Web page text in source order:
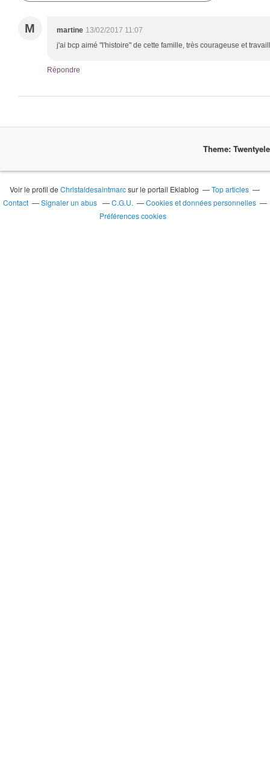
M martine 13/02/2017 11:07
j'ai bcp aimé "l'histoire" de cette famille, très courageuse et
Répondre
Theme:
Voir le profil deChristaldesaintmarcsur le portail Eklablog
Top articles
Contact
Signaler un abus C.G.U.
Cookies et données personnelles
Préférences cookies